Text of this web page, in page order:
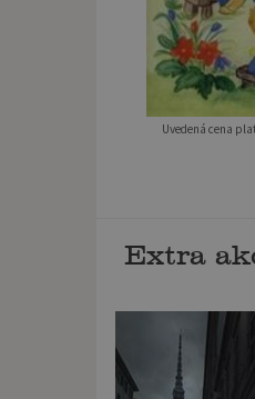
Uvedená cena
Extra